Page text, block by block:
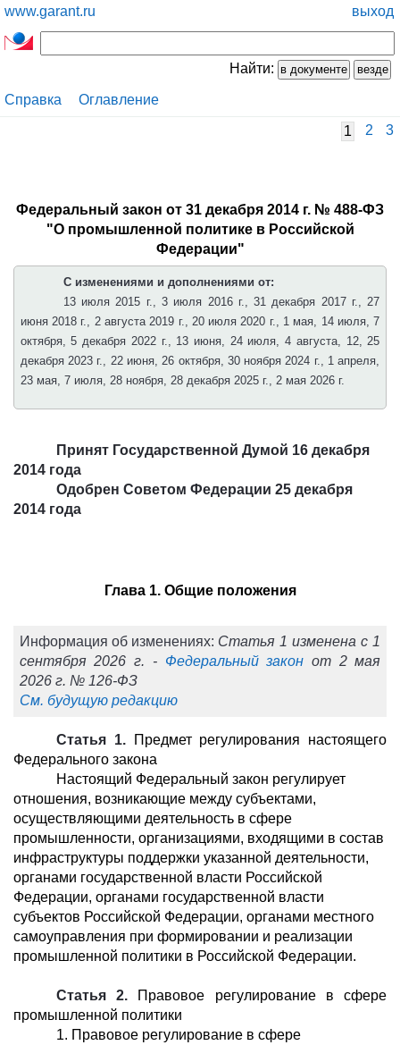
www.garant.ru выход
Найти:
Справка Оглавление
1 2 3
Федеральный закон от 31 декабря 2014 г. № 488-ФЗ
"О промышленной политике в Российской
Федерации"
С изменениями и дополнениями от:
13 июля 2015 г., 3 июля 2016 г., 31 декабря 2017 г., 27
июня 2018 г., 2 августа 2019 г., 20 июля 2020 г., 1 мая, 14 июля, 7
октября, 5 декабря 2022 г., 13 июня, 24 июля, 4 августа, 12, 25
декабря 2023 г., 22 июня, 26 октября, 30 ноября 2024 г., 1 апреля,
23 мая, 7 июля, 28 ноября, 28 декабря 2025 г., 2 мая 2026 г.
Принят Государственной Думой 16 декабря
2014 года
Одобрен Советом Федерации 25 декабря
2014 года
Глава 1. Общие положения
Информация об изменениях: Статья 1 изменена с 1
сентября 2026 г. - Федеральный закон от 2 мая
2026 г. № 126-ФЗ
См. будущую редакцию
Статья 1.Предмет регулирования настоящего
Федерального закона
Настоящий Федеральный закон регулирует
отношения, возникающие между субъектами,
осуществляющими деятельность в сфере
промышленности, организациями, входящими в состав
инфраструктуры поддержки указанной деятельности,
органами государственной власти Российской
Федерации, органами государственной власти
субъектов Российской Федерации, органами местного
самоуправления при формировании и реализации
промышленной политики в Российской Федерации.
Статья 2. Правовое регулирование в сфере
промышленной политики
1. Правовое регулирование в сфере